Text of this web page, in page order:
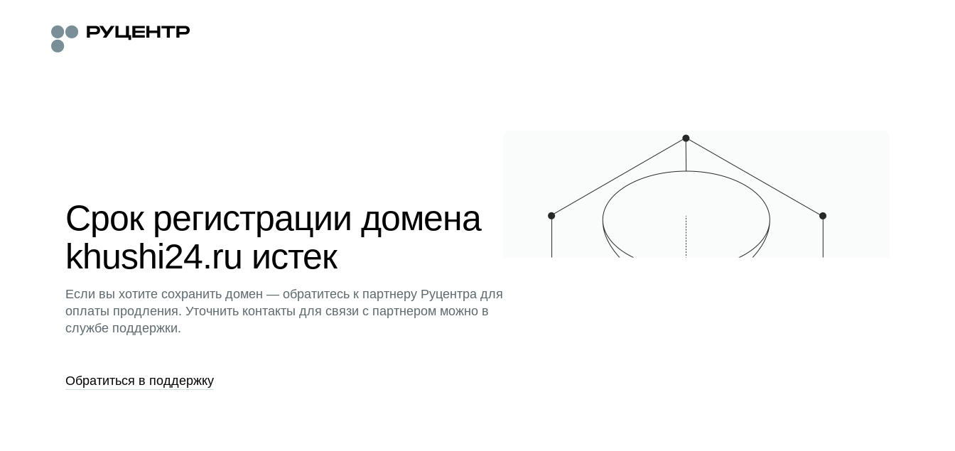
Срок регистрации домена
khushi24.ru истек
Если вы хотите сохранить домен — обратитесь к партнеру Руцентра для
оплаты продления. Уточнить контакты для связи с партнером можно в
службе поддержки.
Обратиться в поддержку